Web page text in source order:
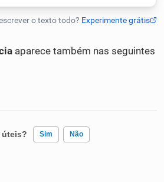
aparece também nas seguintes
úteis? Sim Não